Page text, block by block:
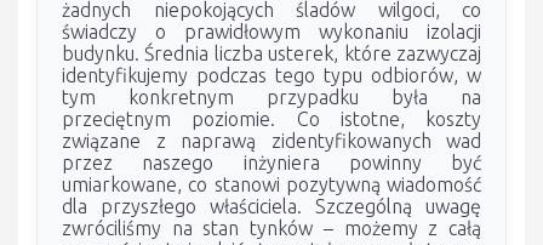
żadnych niepokojących śladów wilgoci, co
świadczy o prawidłowym wykonaniu izolacji
budynku. Średnia liczba usterek, które zazwyczaj
identyfikujemy podczas tego typu odbiorów, w
tym konkretnym przypadku była na
przeciętnym poziomie. Co istotne, koszty
związane z naprawą zidentyfikowanych wad
przez naszego inżyniera powinny być
umiarkowane, co stanowi pozytywną wiadomość
dla przyszłego właściciela. Szczególną uwagę
zwróciliśmy na stan tynków – możemy z całą